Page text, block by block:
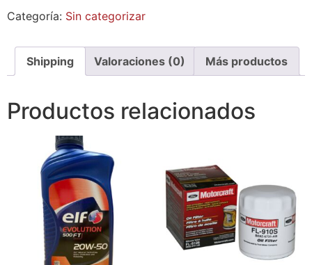
Categoría: Sin categorizar
Shipping Valoraciones (0) Más productos
Productos relacionados